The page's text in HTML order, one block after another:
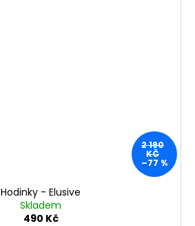
2 190
KČ
–77 %
Hodinky - Elusive
Skladem
490 Kč